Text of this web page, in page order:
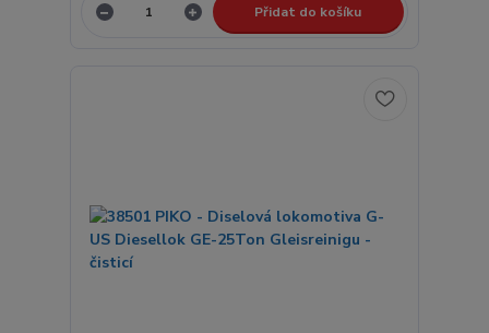
Přidat do košíku